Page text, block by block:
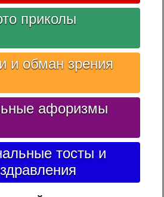
приколы
и обман зрения
афоризмы
тосты и